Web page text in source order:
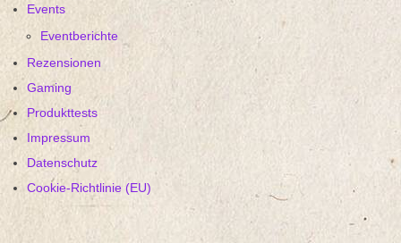
Events
Eventberichte
Rezensionen
Gaming
Produkttests
Impressum
Datenschutz
Cookie-Richtlinie (EU)